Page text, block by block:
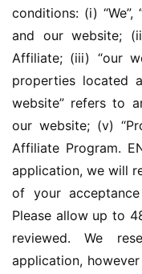
conditions: (i) “We”,
and our website;
Affiliate; (iii) “our
properties located
website” refers to
our website; (v)
Affiliate Program.
application, we will
of your
Please allow up to
reviewed. We
application,